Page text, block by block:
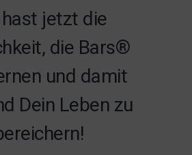
hast jetzt die
die Bars®
und damit
Dein Leben zu